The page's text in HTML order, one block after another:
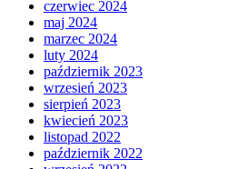
czerwiec 2024
maj 2024
marzec 2024
luty 2024
październik 2023
wrzesień 2023
sierpień 2023
kwiecień 2023
listopad 2022
październik 2022